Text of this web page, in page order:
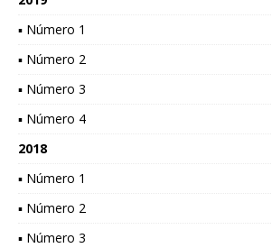
▪ Número 1
▪ Número 2
▪ Número 3
▪ Número 4
2018
▪ Número 1
▪ Número 2
▪ Número 3